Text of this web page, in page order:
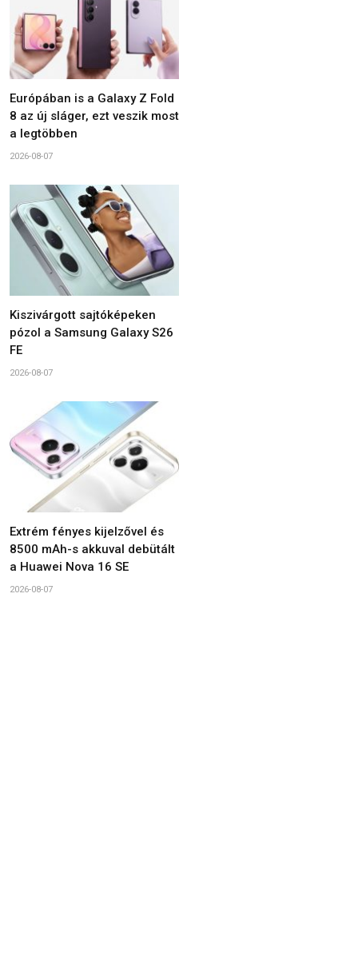
Európában is a Galaxy Z Fold
8 az új sláger, ezt veszik most
a legtöbben
2026-08-07
Kiszivárgott sajtóképeken
pózol a Samsung Galaxy S26
FE
2026-08-07
Extrém fényes kijelzővel és
8500 mAh-s akkuval debütált
a Huawei Nova 16 SE
2026-08-07